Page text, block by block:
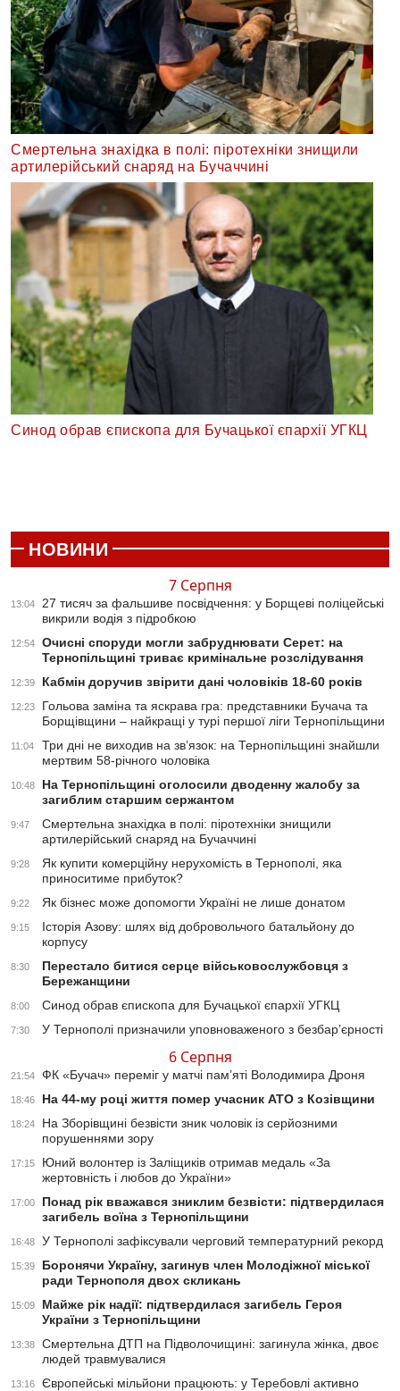
Смертельна знахідка в полі: піротехніки знищили
артилерійський снаряд на Бучаччині
Синод обрав єпископа для Бучацької єпархії УГКЦ
НОВИНИ
7 Серпня
13:04
27 тисяч за фальшиве посвідчення: у Борщеві поліцейські
викрили водія з підробкою
12:54
Очисні споруди могли забруднювати Серет: на
Тернопільщині триває кримінальне розслідування
12:39 Кабмін доручив звірити дані чоловіків 18-60 років
12:23
Гольова заміна та яскрава гра: представники Бучача та
Борщівщини – найкращі у турі першої ліги Тернопільщини
11:04
Три дні не виходив на зв’язок: на Тернопільщині знайшли
мертвим 58-річного чоловіка
10:48
На Тернопільщині оголосили дводенну жалобу за
загиблим старшим сержантом
9:47
Смертельна знахідка в полі: піротехніки знищили
артилерійський снаряд на Бучаччині
9:28
Як купити комерційну нерухомість в Тернополі, яка
приноситиме прибуток?
9:22 Як бізнес може допомогти Україні не лише донатом
9:15
Історія Азову: шлях від добровольчого батальйону до
корпусу
8:30
Перестало битися серце військовослужбовця з
Бережанщини
8:00 Синод обрав єпископа для Бучацької єпархії УГКЦ
7:30 У Тернополі призначили уповноваженого з безбар’єрності
6 Серпня
21:54 ФК «Бучач» переміг у матчі пам’яті Володимира Дроня
18:46 На 44-му році життя помер учасник АТО з Козівщини
18:24
На Зборівщині безвісти зник чоловік із серйозними
порушеннями зору
17:15
Юний волонтер із Заліщиків отримав медаль «За
жертовність і любов до України»
17:00
Понад рік вважався зниклим безвісти: підтвердилася
загибель воїна з Тернопільщини
16:48 У Тернополі зафіксували черговий температурний рекорд
15:39
Боронячи Україну, загинув член Молодіжної міської
ради Тернополя двох скликань
15:09
Майже рік надії: підтвердилася загибель Героя
України з Тернопільщини
13:38
Смертельна ДТП на Підволочищині: загинула жінка, двоє
людей травмувалися
13:16 Європейські мільйони працюють: у Теребовлі активно